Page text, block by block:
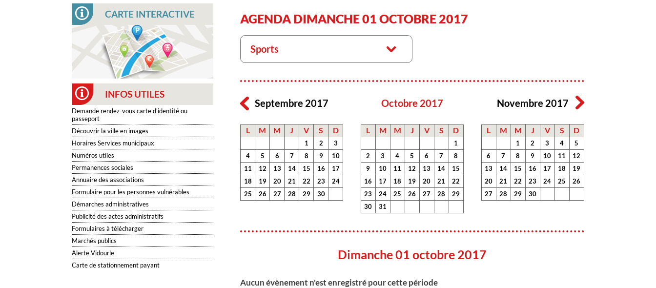
CARTE INTERACTIVE
INFOS UTILES
Demande rendez-vous carte d'identité ou
passeport
Découvrir la ville en images
Horaires Services municipaux
Numéros utiles
Permanences sociales
Annuaire des associations
Formulaire pour les personnes vulnérables
Démarches administratives
Publicité des actes administratifs
Formulaires à télécharger
Marchés publics
Alerte Vidourle
Carte de stationnement payant
AGENDA DIMANCHE 01 OCTOBRE 2017
Sports
Septembre 2017
L M M J V S D
1 2
3
4
5 6 7 8 9
10
11
12 13 14 15 16
17
18
19 20 21 22 23
24
25
26 27 28 29 30
Octobre 2017
L M M J V S D
1
2
3 4 5 6 7
8
9
10 11 12 13 14
15
16
17 18 19 20 21
22
23
24 25 26 27 28
29
30
31
Novembre 2017
L M M J V S D
1 2 3 4
5
6
7 8 9 10 11
12
13
14 15 16 17 18
19
20
21 22 23 24 25
26
27
28 29 30
Dimanche 01 octobre 2017
Aucun évènement n'est enregistré pour cette période